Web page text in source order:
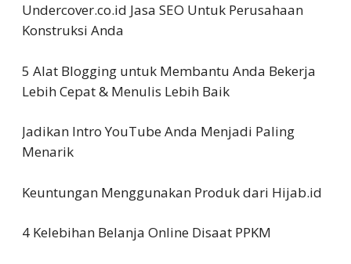
Undercover.co.id Jasa SEO Untuk Perusahaan
Konstruksi Anda
5 Alat Blogging untuk Membantu Anda Bekerja
Lebih Cepat & Menulis Lebih Baik
Jadikan Intro YouTube Anda Menjadi Paling
Menarik
Keuntungan Menggunakan Produk dari Hijab.id
4 Kelebihan Belanja Online Disaat PPKM